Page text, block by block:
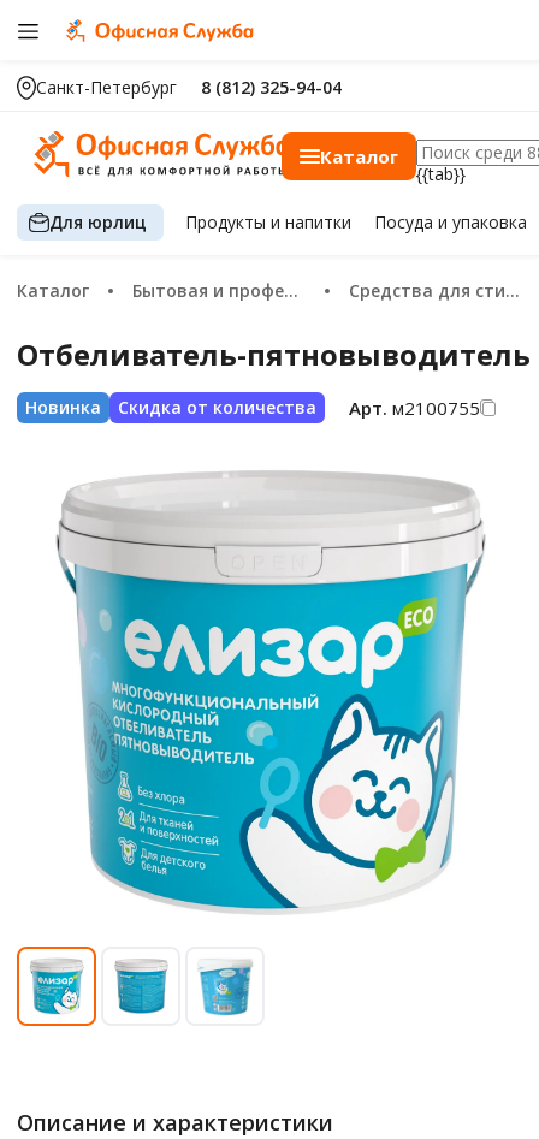
Санкт-Петербург 8 (812) 325-94-04
Каталог
{{tab}}
Для юрлиц Продуктыи напитки Посуда и упаковка
Каталог Бытовая и профессиональная химия Средства для стирки белья
Отбеливатель-
Новинка Скидка от количества Арт. м2100755
Описание и характеристики